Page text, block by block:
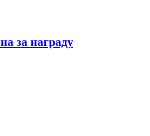
за награду